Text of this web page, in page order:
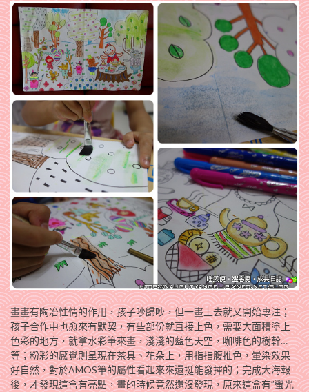
畫畫有陶冶性情的作用，孩子吵歸吵，但一畫上去就又開始專注；
孩子合作中也愈來有默契，有些部份就直接上色，需要大面積塗上
色彩的地方，就拿水彩筆來畫，淺淺的藍色天空，咖啡色的樹幹…
等；粉彩的感覺則呈現在茶具、花朵上，用指指腹推色，暈染效果
好自然，對於AMOS筆的屬性看起來來還挺能發揮的；完成大海報
後，才發現這盒有亮點，畫的時候竟然還沒發現，原來這盒有”螢光